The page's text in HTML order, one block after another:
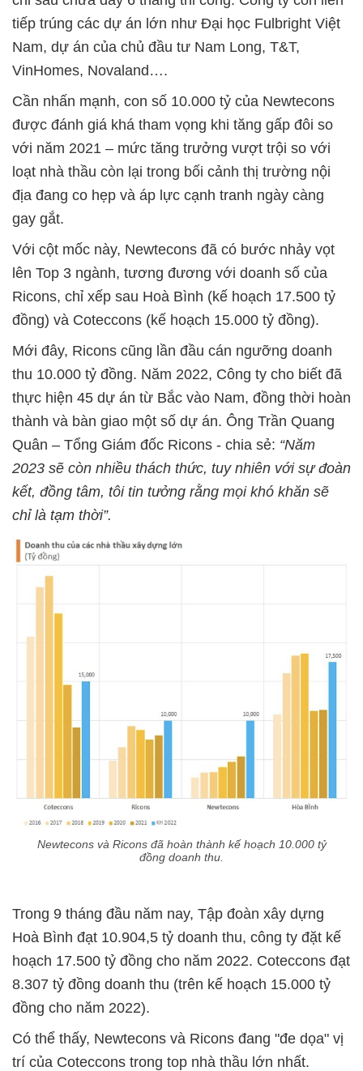
tiếp trúng các dự án lớn như Đại học Fulbright Việt
Nam, dự án của chủ đầu tư Nam Long, T&T,
VinHomes, Novaland….
Cần nhấn mạnh, con số 10.000 tỷ của Newtecons
được đánh giá khá tham vọng khi tăng gấp đôi so
với năm 2021 – mức tăng trưởng vượt trội so với
loạt nhà thầu còn lại trong bối cảnh thị trường nội
địa đang co hẹp và áp lực cạnh tranh ngày càng
gay gắt.
Với cột mốc này, Newtecons đã có bước nhảy vọt
lên Top 3 ngành, tương đương với doanh số của
Ricons, chỉ xếp sau Hoà Bình (kế hoạch 17.500 tỷ
đồng) và Coteccons (kế hoạch 15.000 tỷ đồng).
Mới đây, Ricons cũng lần đầu cán ngưỡng doanh
thu 10.000 tỷ đồng. Năm 2022, Công ty cho biết đã
thực hiện 45 dự án từ Bắc vào Nam, đồng thời hoàn
thành và bàn giao một số dự án. Ông Trần Quang
Quân – Tổng Giám đốc Ricons - chia sẻ: “Năm
2023 sẽ còn nhiều thách thức, tuy nhiên với sự đoàn
kết, đồng tâm, tôi tin tưởng rằng mọi khó khăn sẽ
chỉ là tạm thời”.
Newtecons và Ricons đã hoàn thành kế hoạch 10.000 tỷ
đồng doanh thu.
Trong 9 tháng đầu năm nay, Tập đoàn xây dựng
Hoà Bình đạt 10.904,5 tỷ doanh thu, công ty đặt kế
hoạch 17.500 tỷ đồng cho năm 2022. Coteccons đạt
8.307 tỷ đồng doanh thu (trên kế hoạch 15.000 tỷ
đồng cho năm 2022).
Có thể thấy, Newtecons và Ricons đang "đe dọa" vị
trí của Coteccons trong top nhà thầu lớn nhất.